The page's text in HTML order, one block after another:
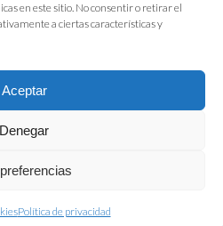
en este sitio. No consentir o retirar el
a ciertas características y
Aceptar
Denegar
Política de privacidad
de la Alimentación y Bebidas